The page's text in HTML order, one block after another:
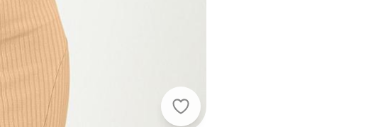
Cativa - Blusa Decote Canoa